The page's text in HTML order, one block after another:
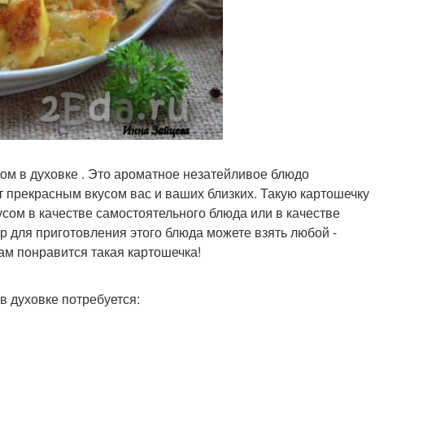
в духовке . Это ароматное незатейливое блюдо
вкусом вас и ваших близких. Такую картошечку
в качестве самостоятельного блюда или в качестве
приготовления этого блюда можете взять любой -
понравится такая картошечка!
потребуется: